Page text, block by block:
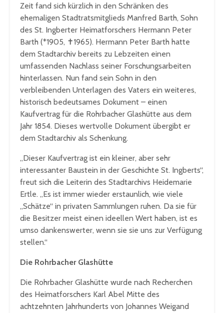
Zeit fand sich kürzlich in den Schränken des
ehemaligen Stadtratsmitglieds Manfred Barth, Sohn
des St. Ingberter Heimatforschers Hermann Peter
Barth (*1905, ✝1965). Hermann Peter Barth hatte
dem Stadtarchiv bereits zu Lebzeiten einen
umfassenden Nachlass seiner Forschungsarbeiten
hinterlassen. Nun fand sein Sohn in den
verbleibenden Unterlagen des Vaters ein weiteres,
historisch bedeutsames Dokument – einen
Kaufvertrag für die Rohrbacher Glashütte aus dem
Jahr 1854. Dieses wertvolle Dokument übergibt er
dem Stadtarchiv als Schenkung.
„Dieser Kaufvertrag ist ein kleiner, aber sehr
interessanter Baustein in der Geschichte St. Ingberts“,
freut sich die Leiterin des Stadtarchivs Heidemarie
Ertle. „Es ist immer wieder erstaunlich, wie viele
„Schätze“ in privaten Sammlungen ruhen. Da sie für
die Besitzer meist einen ideellen Wert haben, ist es
umso dankenswerter, wenn sie sie uns zur Verfügung
stellen.“
Die Rohrbacher Glashütte
Die Rohrbacher Glashütte wurde nach Recherchen
des Heimatforschers Karl Abel Mitte des
achtzehnten Jahrhunderts von Johannes Weigand